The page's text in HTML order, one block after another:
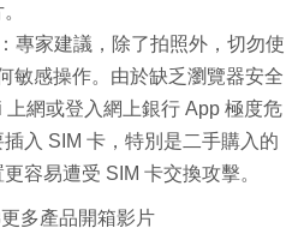
專家建議，除了拍照外，切勿使
敏感操作。由於缺乏瀏覽器安全
上網或登入網上銀行 App 極度危
入 SIM 卡，特別是二手購入的
容易遭受 SIM 卡交換攻擊。
多產品開箱影片